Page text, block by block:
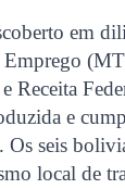
em
Receita
e
seis
local de